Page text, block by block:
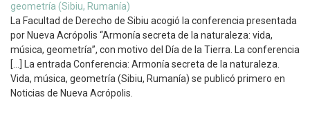
geometría (Sibiu, Rumanía)
La Facultad de Derecho de Sibiu acogió la conferencia presentada
por Nueva Acrópolis “Armonía secreta de la naturaleza: vida,
música, geometría”, con motivo del Día de la Tierra. La conferencia
[…] La entrada Conferencia: Armonía secreta de la naturaleza.
Vida, música, geometría (Sibiu, Rumanía) se publicó primero en
Noticias de Nueva Acrópolis.